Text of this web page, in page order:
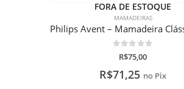
FORA DE ESTOQUE
MAMADEIRAS
de 5
R$75,00
R$71,25 no Pix